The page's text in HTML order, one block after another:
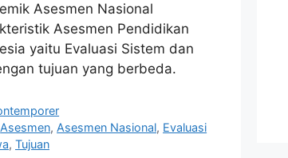
Asesmen Nasional
Asesmen Pendidikan
yaitu Evaluasi Sistem dan
tujuan yang berbeda.
Asesmen, Asesmen Nasional, Evaluasi
, Tujuan